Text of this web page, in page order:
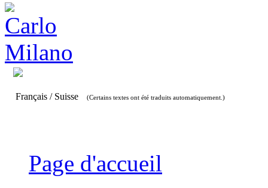
Français / Suisse (Certains textes ont été traduits automatiquement.)
Page d'accueil